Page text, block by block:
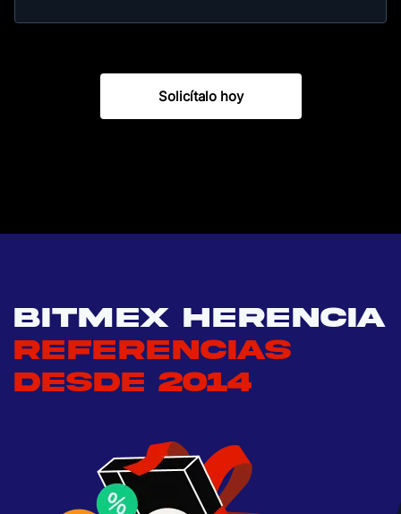
Solicítalo hoy
BITMEX HERENCIA
REFERENCIAS
DESDE 2014